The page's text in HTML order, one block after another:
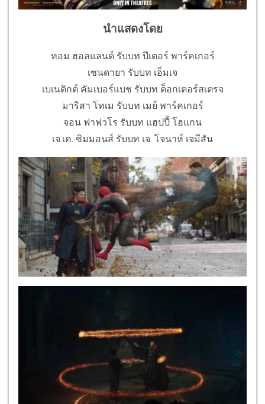
นำแสดงโดย
ทอม ฮอลแลนด์ รับบท ปีเตอร์ พาร์คเกอร์
เซนดายา รับบท เอ็มเจ
เบเนดิกต์ คัมเบอร์แบช รับบท ด็อกเตอร์สเตรจ
มาริสา โทเม รับบท เมย์ พาร์คเกอร์
จอน ฟาฟวโร รับบท แฮปปี้ โฮแกน
เจ.เค. ซิมมอนส์ รับบท เจ. โจนาห์ เจมีสัน